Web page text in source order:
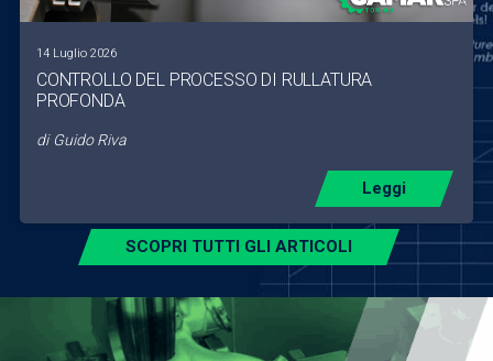
14 Luglio 2026
CONTROLLO DEL PROCESSO DI RULLATURA
PROFONDA
di Guido Riva
Leggi
SCOPRI TUTTI GLI ARTICOLI